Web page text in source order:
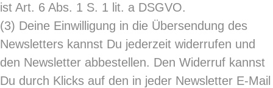
ist Art. 6 Abs. 1 S. 1 lit. a DSGVO.
(3) Deine Einwilligung in die Übersendung des
Newsletters kannst Du jederzeit widerrufen und
den Newsletter abbestellen. Den Widerruf kannst
Du durch Klicks auf den in jeder Newsletter E-Mail